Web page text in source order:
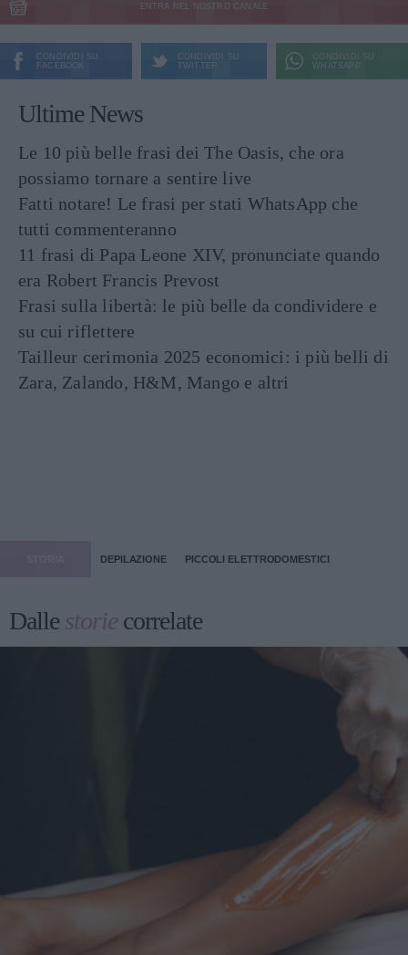
ENTRA NEL NOSTRO CANALE
CONDIVIDI SU
FACEBOOK
CONDIVIDI SU
TWITTER
CONDIVIDI SU
WHATSAPP
Ultime News
Le 10 più belle frasi dei The Oasis, che ora
possiamo tornare a sentire live
Fatti notare! Le frasi per stati WhatsApp che
tutti commenteranno
11 frasi di Papa Leone XIV, pronunciate quando
era Robert Francis Prevost
Frasi sulla libertà: le più belle da condividere e
su cui riflettere
Tailleur cerimonia 2025 economici: i più belli di
Zara, Zalando, H&M, Mango e altri
DEPILAZIONE PICCOLI ELETTRODOMESTICI
Dallestorie correlate